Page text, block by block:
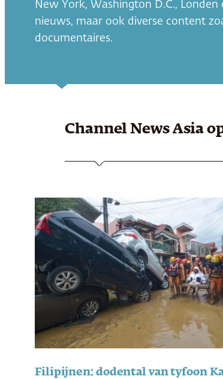
New York, Washington D.C.,
nieuws, maar ook diverse content
documentaires.
Channel News Asia